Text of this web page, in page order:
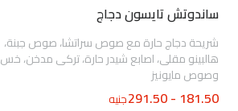
ساندوتش تايسون دجاج
شريحة دجاج حارة مع صوص سراتشا، صوص جبنة،
هالبينو مقلى، اصابع شيدر حارة، تركى مدخن، خس
وصوص مايونيز
181.50 - 291.50 جنيه